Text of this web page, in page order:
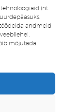
(nt
andmeid,
mõjutada